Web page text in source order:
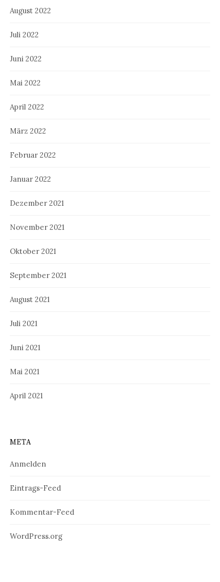
August 2022
Juli 2022
Juni 2022
Mai 2022
April 2022
März 2022
Februar 2022
Januar 2022
Dezember 2021
November 2021
Oktober 2021
September 2021
August 2021
Juli 2021
Juni 2021
Mai 2021
April 2021
META
Anmelden
Eintrags-Feed
Kommentar-Feed
WordPress.org